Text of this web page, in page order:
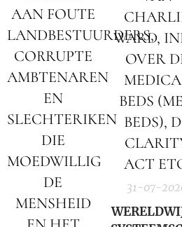
AAN FOUTE
LANDBESTUURDERS,
CORRUPTE
AMBTENAREN
EN
SLECHTERIKEN
DIE
MOEDWILLIG
DE
MENSHEID
WARD,
OVER
BEDS
BEDS),
ACT
31-07-